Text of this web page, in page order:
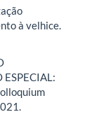
à velhice.
ESPECIAL: